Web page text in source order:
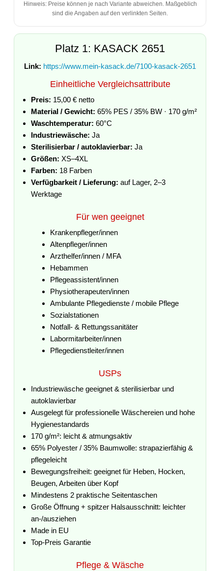
Hinweis: Preise können je nach Variante abweichen. Maßgeblich
sind die Angaben auf den verlinkten Seiten.
Platz 1: KASACK 2651
Link: https://www.mein-kasack.de/7100-kasack-2651
Einheitliche Vergleichsattribute
Preis: 15,00 € netto
Material / Gewicht: 65% PES / 35% BW · 170 g/m²
Waschtemperatur: 60°C
Industriewäsche: Ja
Sterilisierbar / autoklavierbar: Ja
Größen: XS–4XL
Farben: 18 Farben
Verfügbarkeit / Lieferung: auf Lager, 2–3
Werktage
Für wen geeignet
Krankenpfleger/innen
Altenpfleger/innen
Arzthelfer/innen / MFA
Hebammen
Pflegeassistent/innen
Physiotherapeuten/innen
Ambulante Pflegedienste / mobile Pflege
Sozialstationen
Notfall- & Rettungssanitäter
Labormitarbeiter/innen
Pflegedienstleiter/innen
USPs
Industriewäsche geeignet & sterilisierbar und
autoklavierbar
Ausgelegt für professionelle Wäschereien und hohe
Hygienestandards
170 g/m²: leicht & atmungsaktiv
65% Polyester / 35% Baumwolle: strapazierfähig &
pflegeleicht
Bewegungsfreiheit: geeignet für Heben, Hocken,
Beugen, Arbeiten über Kopf
Mindestens 2 praktische Seitentaschen
Große Öffnung + spitzer Halsausschnitt: leichter
an-/ausziehen
Made in EU
Top-Preis Garantie
Pflege & Wäsche